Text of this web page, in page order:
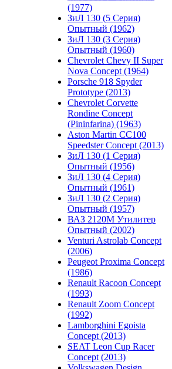
(1977)
ЗиЛ 130 (5 Серия)
Опытный (1962)
ЗиЛ 130 (3 Серия)
Опытный (1960)
Chevrolet Chevy II Super
Nova Concept (1964)
Porsche 918 Spyder
Prototype (2013)
Chevrolet Corvette
Rondine Concept
(Pininfarina) (1963)
Aston Martin CC100
Speedster Concept (2013)
ЗиЛ 130 (1 Серия)
Опытный (1956)
ЗиЛ 130 (4 Серия)
Опытный (1961)
ЗиЛ 130 (2 Серия)
Опытный (1957)
ВАЗ 2120М Утилитер
Опытный (2002)
Venturi Astrolab Concept
(2006)
Peugeot Proxima Concept
(1986)
Renault Racoon Concept
(1993)
Renault Zoom Concept
(1992)
Lamborghini Egoista
Concept (2013)
SEAT Leon Cup Racer
Concept (2013)